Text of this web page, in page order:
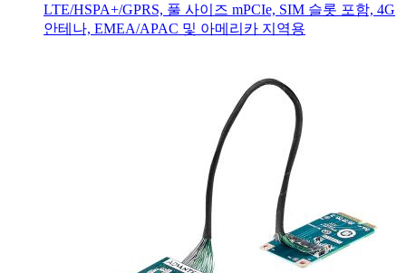
LTE/HSPA+/GPRS, 풀 사이즈 mPCIe, SIM 슬롯 포함, 4G
안테나, EMEA/APAC 및 아메리카 지역용